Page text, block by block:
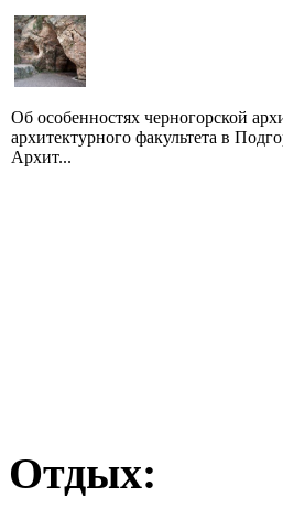
Об особенностях черногорской
архитектурного факультета в
Архит...
Отдых: